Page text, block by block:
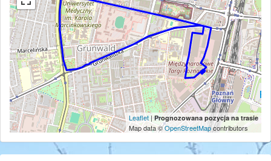
Leaflet|Prognozowana pozycja na trasie
Map data ©OpenStreetMapcontributors